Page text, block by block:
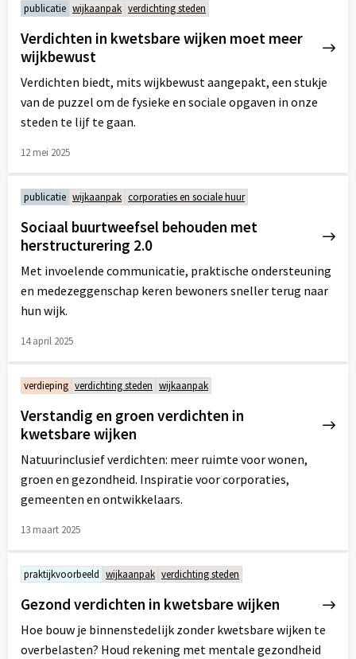
over
publicatie wijkaanpak verdichting steden
Verdichten in kwetsbare wijken moet meer
wijkbewust
Verdichten biedt, mits wijkbewust aangepakt, een stukje
van de puzzel om de fysieke en sociale opgaven in onze
steden te lijf te gaan.
12 mei 2025
meer
over
publicatie wijkaanpak corporaties en sociale huur
Sociaal buurtweefsel behouden met
herstructurering 2.0
Met invoelende communicatie, praktische ondersteuning
en medezeggenschap keren bewoners sneller terug naar
hun wijk.
14 april 2025
meer
over
verdieping verdichting steden wijkaanpak
Verstandig en groen verdichten in
kwetsbare wijken
Natuurinclusief verdichten: meer ruimte voor wonen,
groen en gezondheid. Inspiratie voor corporaties,
gemeenten en ontwikkelaars.
13 maart 2025
meer
over
praktijkvoorbeeld wijkaanpak verdichting steden
Gezond verdichten in kwetsbare wijken
Hoe bouw je binnenstedelijk zonder kwetsbare wijken te
overbelasten? Houd rekening met mentale gezondheid